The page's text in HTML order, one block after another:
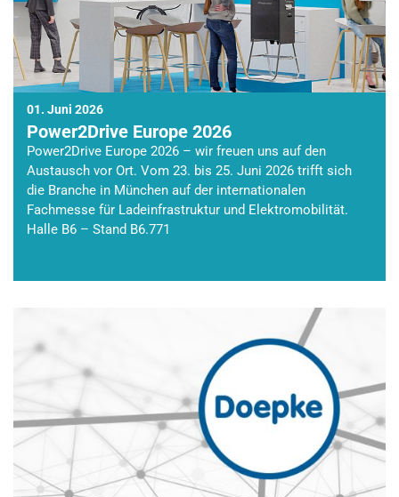
01. Juni 2026
Power2Drive Europe 2026
Power2Drive Europe 2026 – wir freuen uns auf den
Austausch vor Ort. Vom 23. bis 25. Juni 2026 trifft sich
die Branche in München auf der internationalen
Fachmesse für Ladeinfrastruktur und Elektromobilität.
Halle B6 – Stand B6.771